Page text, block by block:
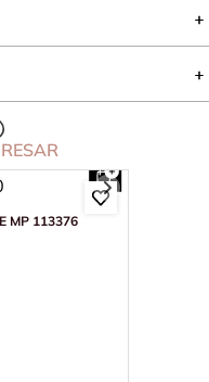
MP 113376